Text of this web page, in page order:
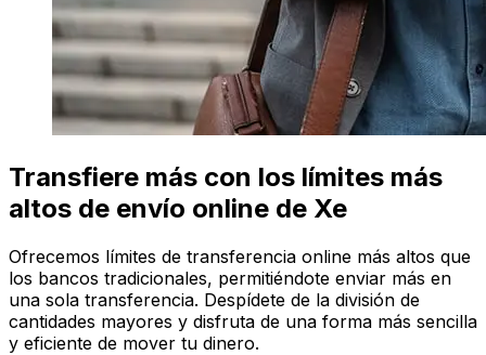
Transfiere más con los límites más
altos de envío online de Xe
Ofrecemos límites de transferencia online más altos que
los bancos tradicionales, permitiéndote enviar más en
una sola transferencia. Despídete de la división de
cantidades mayores y disfruta de una forma más sencilla
y eficiente de mover tu dinero.